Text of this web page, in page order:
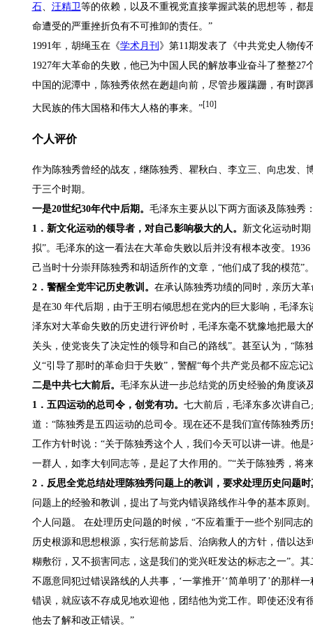
石、 汪精卫等的依赖，以及不重视党直接掌握武装的思想等，都
命遭受的严重挫折负有不可推卸的责任。”
1991年，胡绳玉在《学术月刊 》第11期发表了《中共党史人物传
1927年大革命的失败，他已为中国人民的解放事业奋斗了整整
中国的泥潭中，陈独秀依然在趔趄向前，尽管步履蹒跚，有时
大民族的伟大国格和伟大人格的事来。”[10]
个人评价
作为陈独秀曾经的战友，继陈独秀、瞿秋白、李立三、向忠发
于三个时期。
一是20世纪30年代中后期。 毛泽东主要从以下两方面谈及陈独秀
1．新文化运动的领导者，对自己影响极大的人。 新文化运动时
拟”。毛泽东的这一看法在大革命失败以后并没有根本改变。
己当时十分崇拜陈独秀和胡适所作的文章，“他们成了我的模范
2．警醒全党牢记历史教训。 在承认陈独秀功绩的同时，亲历大
是在30 年代后期，由于王明右倾思想在党内的巨大影响，毛泽
泽东对大革命失败的历史进行评价时，毛泽东毫不犹豫地把最
关头，使党丧失了决定性的领导和自己的路线”。甚至认为，“
义“引导了那时的革命归于失败”，警醒“每个共产党员都不应忘
二是中共七大前后。 毛泽东从进一步总结党的历史经验的角度谈
1．五四运动的总司令，创党有功。 七大前后，毛泽东多次讲自
道：“陈独秀是五四运动的总司令。现在还不是我们宣传陈独秀
工作方针时说：“关于陈独秀这个人，我们今天可以讲一讲。他
一群人，如李大钊同志等，是起了大作用的。”“关于陈独秀，将
2．反思全党总结处理陈独秀问题上的教训，要求处理历史问题
问题上的经验和教训，提出了与党内错误路线作斗争的基本原
个人问题。 在处理历史问题的时候，“不应着重于一些个别同志
历史根源和思想根源，实行惩前毖后、治病救人的方针，借以
糊敷衍，又不损害同志，这是我们的党兴旺发达的标志之一”。
不愿意同犯过错误路线的人共事，‘一掌推开’‘简单明了’的那样
错误，就应该不存成见地欢迎他，团结他为党工作。即使还没
他去了解和改正错误。”